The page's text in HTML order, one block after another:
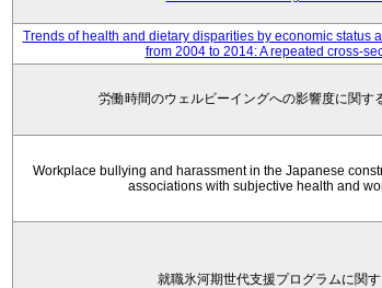
Trends of health and dietary disparities by economic status
from 2004 to 2014: A repeated cross-
労働時間のウェルビーイングへの影響度に関す
Workplace bullying and harassment in the Japanese
associations with subjective health and
就職氷河期世代支援プログラムに関